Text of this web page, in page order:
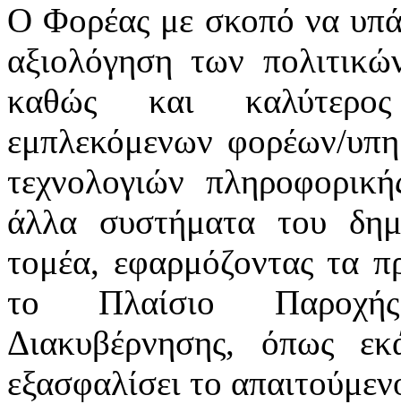
Ο Φορέας με σκοπό να
αξιολόγηση των
καθώς και
εμπλεκόμενων φορέων/
τεχνολογιών
άλλα συστήματα του
τομέα, εφαρμόζοντας τα
το Πλαίσιο
Διακυβέρνησης, όπως
εξασφαλίσει το